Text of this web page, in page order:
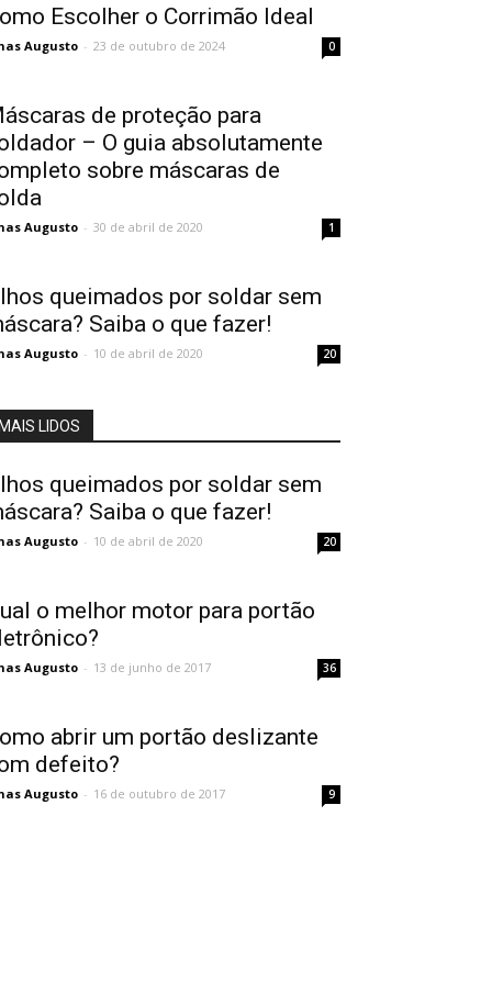
Escolher o Corrimão Ideal
Augusto - 23 de outubro de 2024 0
de proteção para
– O guia absolutamente
sobre máscaras de
Augusto - 30 de abril de 2020 1
queimados por soldar sem
Saiba o que fazer!
Augusto - 10 de abril de 2020 20
MAIS LIDOS
queimados por soldar sem
Saiba o que fazer!
Augusto - 10 de abril de 2020 20
o melhor motor para portão
Augusto - 13 de junho de 2017 36
abrir um portão deslizante
defeito?
Augusto - 16 de outubro de 2017 9